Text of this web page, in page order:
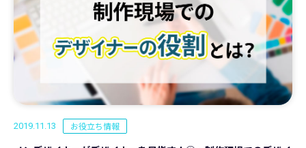
2019.11.13 お役立ち情報